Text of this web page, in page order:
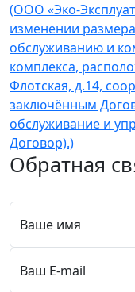
(ООО «Эко-
изменении
обслуживанию и
комплекса,
Флотская, д.14,
заключённым
обслуживание и
Договор).)
Обратная
Ваше имя
Ваш E-mail